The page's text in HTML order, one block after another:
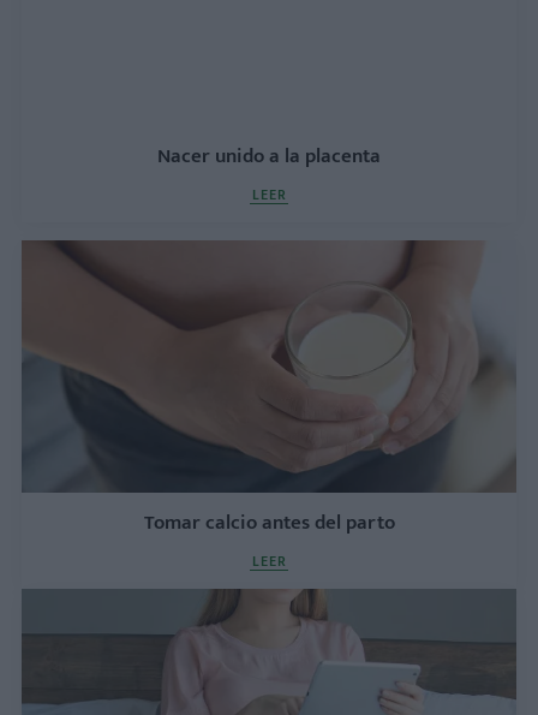
Nacer unido a la placenta
LEER
Tomar calcio antes del parto
LEER